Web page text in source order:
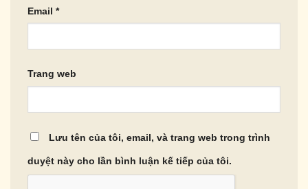
Email *
Trang web
Lưu tên của tôi, email, và trang web trong trình
duyệt này cho lần bình luận kế tiếp của tôi.